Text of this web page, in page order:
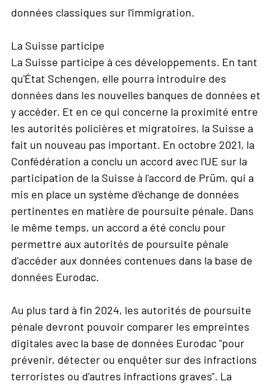
données classiques sur l'immigration.
La Suisse participe
La Suisse participe à ces développements. En tant
qu'État Schengen, elle pourra introduire des
données dans les nouvelles banques de données et
y accéder. Et en ce qui concerne la proximité entre
les autorités policières et migratoires, la Suisse a
fait un nouveau pas important. En octobre 2021, la
Confédération a conclu un accord avec l'UE sur la
participation de la Suisse à l'accord de Prüm, qui a
mis en place un système d'échange de données
pertinentes en matière de poursuite pénale. Dans
le même temps, un accord a été conclu pour
permettre aux autorités de poursuite pénale
d'accéder aux données contenues dans la base de
données Eurodac.
Au plus tard à fin 2024, les autorités de poursuite
pénale devront pouvoir comparer les empreintes
digitales avec la base de données Eurodac "pour
prévenir, détecter ou enquêter sur des infractions
terroristes ou d'autres infractions graves". La